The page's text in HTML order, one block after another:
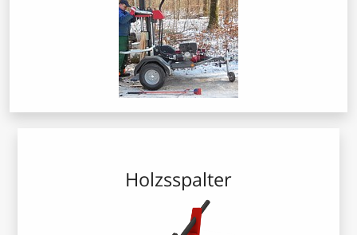
Holzsspalter